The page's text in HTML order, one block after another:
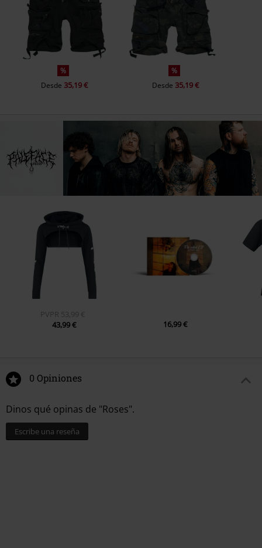
%
Desde 35,19 €
%
Desde35,19 €
PVPR 53,99 €
43,99 €
16,99 €
0 Opiniones
Dinos qué opinas de "Roses".
Escribe una reseña